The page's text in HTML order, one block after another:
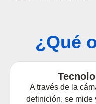
¿Qué
A través de la
definición, se mide